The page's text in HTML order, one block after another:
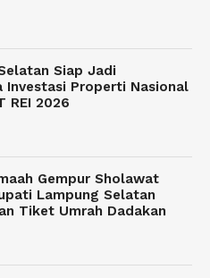
Siap Jadi
Investasi Properti Nasional
REI 2026
Gempur Sholawat
Lampung Selatan
Tiket Umrah Dadakan